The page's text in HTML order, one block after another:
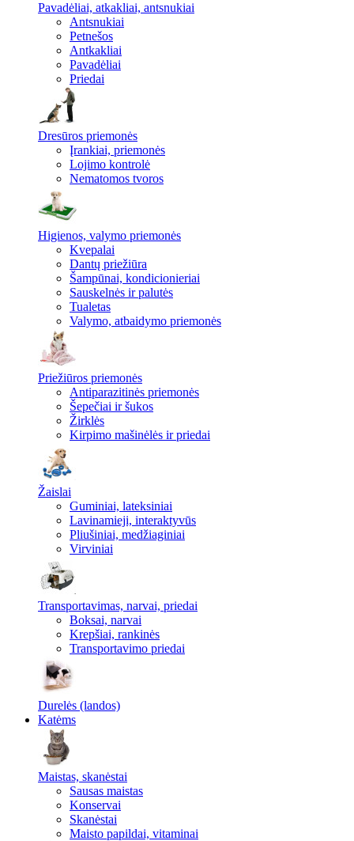
Pavadėliai, atkakliai, antsnukiai
Antsnukiai
Petnešos
Antkakliai
Pavadėliai
Priedai
Dresūros priemonės
Įrankiai, priemonės
Lojimo kontrolė
Nematomos tvoros
Higienos, valymo priemonės
Kvepalai
Dantų priežiūra
Šampūnai, kondicionieriai
Sauskelnės ir palutės
Tualetas
Valymo, atbaidymo priemonės
Priežiūros priemonės
Antiparazitinės priemonės
Šepečiai ir šukos
Žirklės
Kirpimo mašinėlės ir priedai
Žaislai
Guminiai, lateksiniai
Lavinamieji, interaktyvūs
Pliušiniai, medžiaginiai
Virviniai
Transportavimas, narvai, priedai
Boksai, narvai
Krepšiai, rankinės
Transportavimo priedai
Durelės (landos)
Katėms
Maistas, skanėstai
Sausas maistas
Konservai
Skanėstai
Maisto papildai, vitaminai